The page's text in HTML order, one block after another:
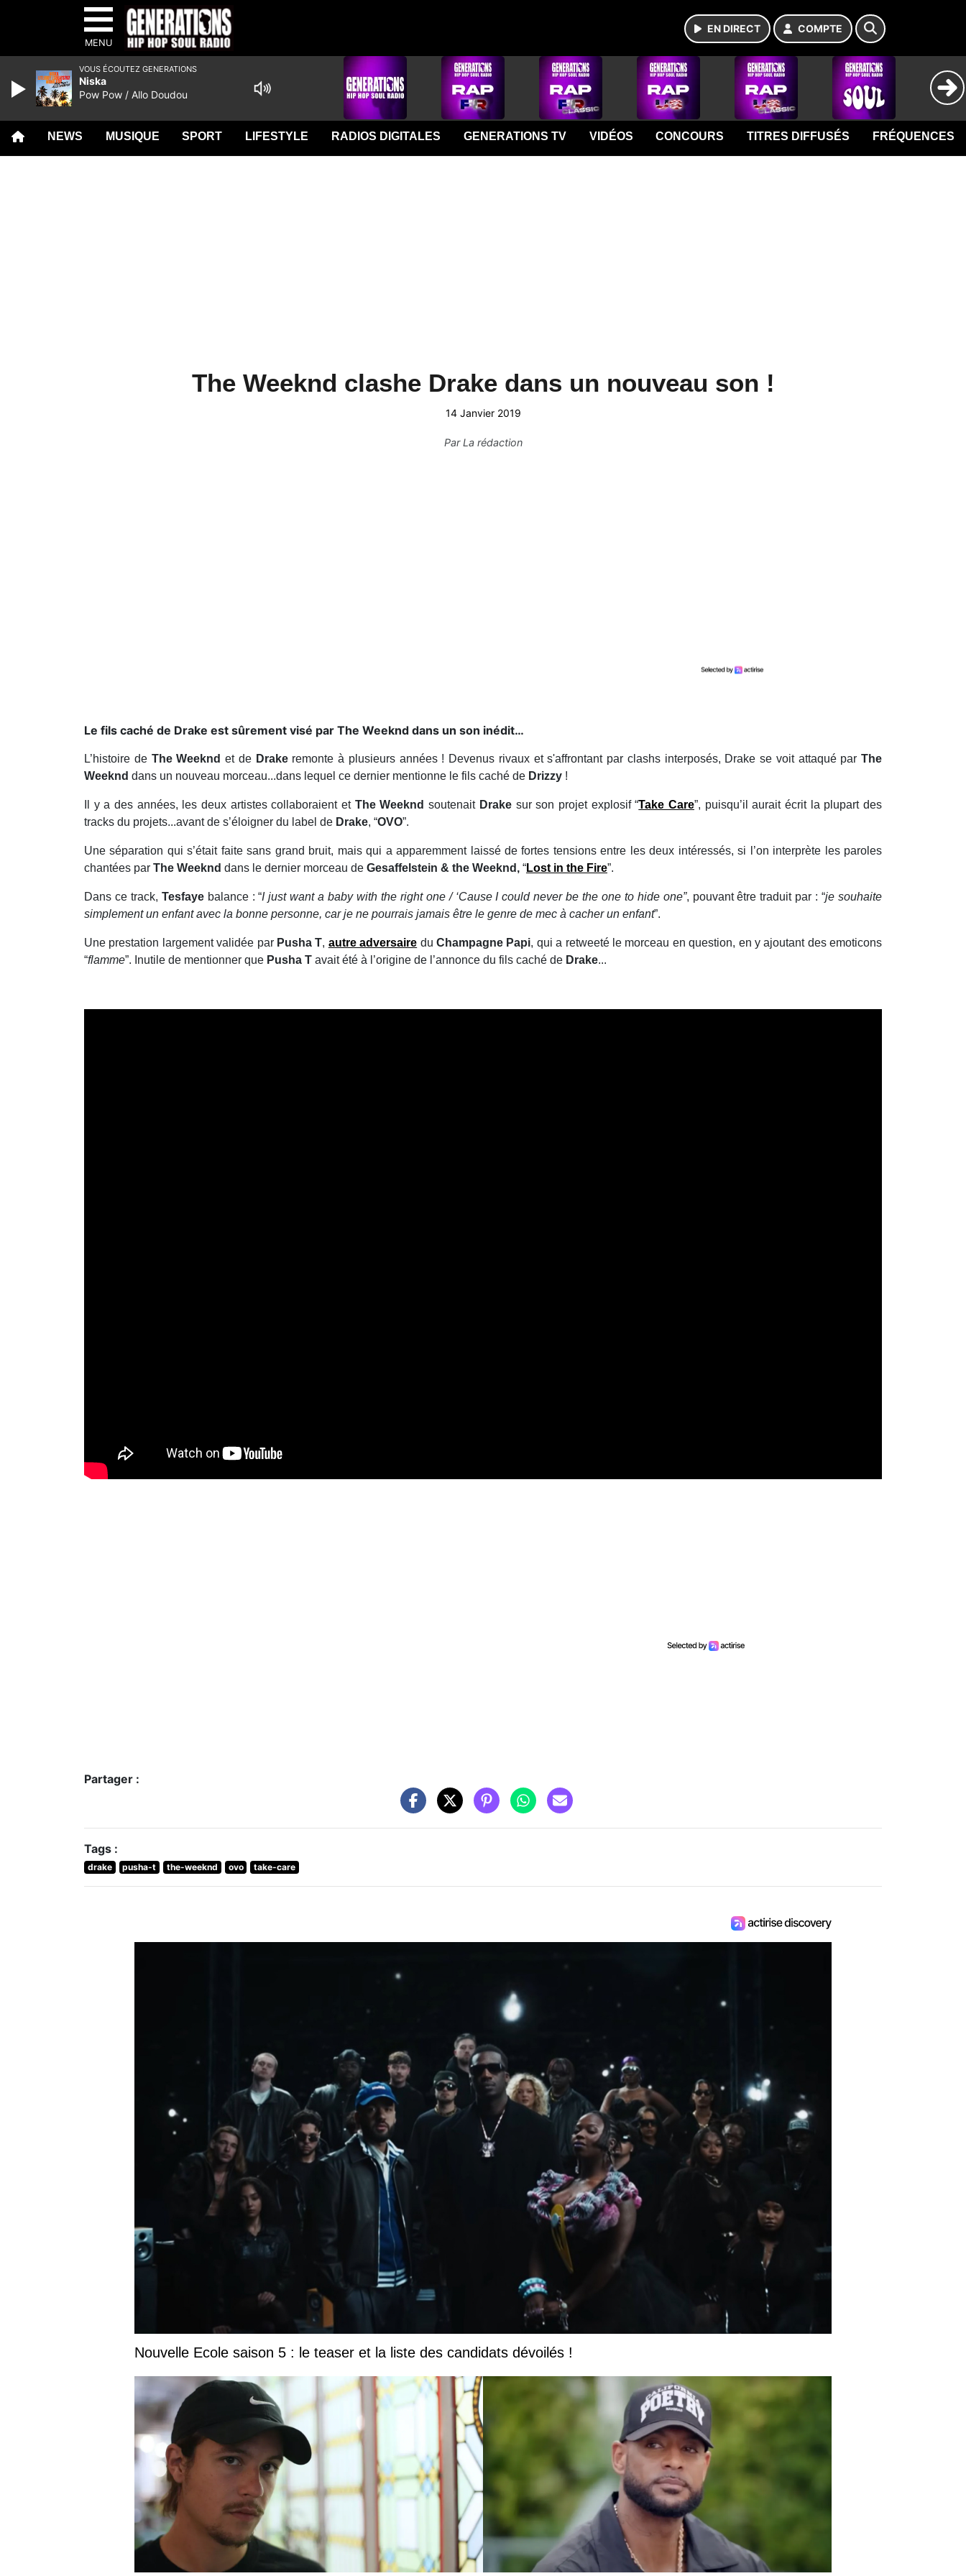
MENU
EN DIRECT COMPTE
NEWS MUSIQUE SPORT LIFESTYLE RADIOS DIGITALES GENERATIONS TV VIDÉOS CONCOURS TITRES DIFFUSÉS FRÉQUENCES
The Weeknd clashe Drake dans un nouveau son !
14 Janvier 2019
ParLa rédaction
Le fils caché de Drake est sûrement visé par The Weeknd dans un son inédit…
L’histoire de The Weeknd et deDrakeremonte à plusieurs années ! Devenus rivaux et s'affrontant par clashs interposés, Drake se voit attaqué par The
Weeknd dans un nouveau morceau...dans lequel ce dernier mentionne le fils caché de Drizzy !
Il y a des années, les deux artistes collaboraient et The Weeknd soutenaitDrakesur son projet explosif “Take Care”, puisqu’il aurait écrit la plupart des
tracks du projets...avant de s’éloigner du label de Drake, “OVO”.
Une séparation qui s’était faite sans grand bruit, mais qui a apparemment laissé de fortes tensions entre les deux intéressés, si l’on interprète les paroles
chantées par The Weeknd dans le dernier morceau de Gesaffelstein & the Weeknd, “Lost in the Fire”.
Dans ce track, Tesfayebalance : “I just want a baby with the right one / ‘Cause I could never be the one to hide one”, pouvant être traduit par : “je souhaite
simplement un enfant avec la bonne personne, car je ne pourrais jamais être le genre de mec à cacher un enfant”.
Une prestation largement validée par Pusha T, autre adversaire du Champagne Papi, qui a retweeté le morceau en question, en y ajoutant des emoticons
“flamme”. Inutile de mentionner que Pusha T avait été à l’origine de l’annonce du fils caché de Drake...
Partager :
Tags :
drake pusha-t the-weeknd ovo take-care
Nouvelle Ecole saison 5 : le teaser et la liste des candidats dévoilés !
VOUS ÉCOUTEZ GENERATIONS
Niska
Pow Pow / Allo Doudou